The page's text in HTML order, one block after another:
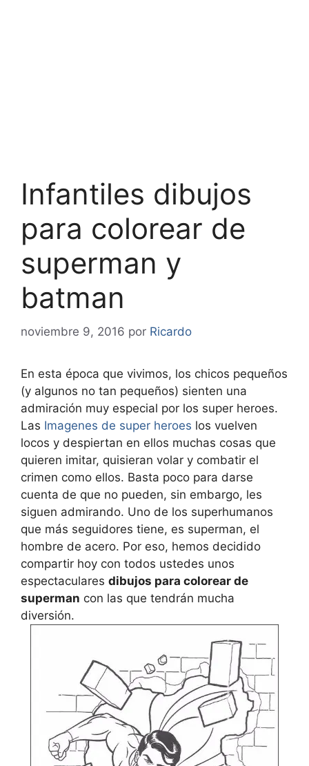
Infantiles dibujos
para colorear de
superman y
batman
noviembre 9, 2016 por Ricardo
En esta época que vivimos, los chicos pequeños
(y algunos no tan pequeños) sienten una
admiración muy especial por los super heroes.
Las Imagenes de super heroes los vuelven
locos y despiertan en ellos muchas cosas que
quieren imitar, quisieran volar y combatir el
crimen como ellos. Basta poco para darse
cuenta de que no pueden, sin embargo, les
siguen admirando. Uno de los superhumanos
que más seguidores tiene, es superman, el
hombre de acero. Por eso, hemos decidido
compartir hoy con todos ustedes unos
espectaculares dibujos para colorear de
superman con las que tendrán mucha
diversión.